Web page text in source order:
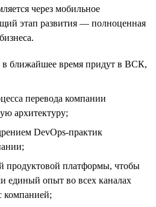
через мобильное
этап развития — полноценная
ближайшее время придут в ВСК,
перевода компании
архитектуру;
DevOps-практик
продуктовой платформы, чтобы
единый опыт во всех каналах
компанией;